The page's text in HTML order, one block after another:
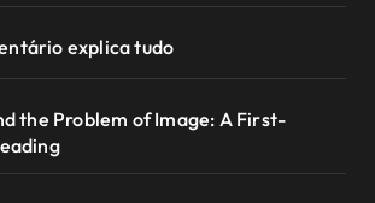
explica tudo
the Problem of Image: A First-